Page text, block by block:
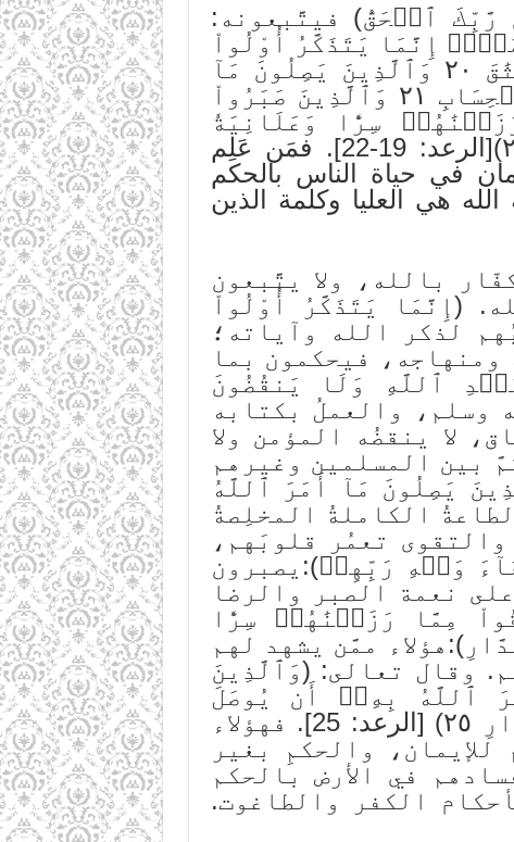
رَّبِّكَ ٱلۡحَقُّ) فيتَّبعونه:
إِنَّمَا يَتَذَكَّرُ أُوْلُواْ
ٱلۡأَلۡبَٰبِ ١٩ٱلَّذِينَ يُوفُونَ بِعَهۡدِ ٱللَّهِ وَلَا يَنقُضُونَ ٱلۡمِيثَٰقَ ٢٠ وَٱلَّذِينَ يَصِلُونَ مَآ
أَمَرَ ٱللَّهُ بِهِۦٓ أَن يُوصَلَ وَيَخۡشَوۡنَ رَبَّهُمۡ وَيَخَافُونَ سُوٓءَ ٱلۡحِسَابِ ٢١ وَٱلَّذِينَ صَبَرُواْ
سِرّٗا وَعَلَانِيَةٗ
وَيَدۡرَءُونَ بِٱلۡحَسَنَةِ ٱلسَّيِّئَةَ أُوْلَٰٓئِكَ لَهُمۡ عُقۡبَى ٱلدَّارِ ٢٢)[الرعد: 19-22]. فمَن عَلِم
في حياة الناس بالحكم
هي العليا وكلمة الذين
بالله، ولا يتَّبعون
(إِنَّمَا يَتَذَكَّرُ أُوْلُواْ
لذكر الله وآياته؛
فيحكمون بما
ٱللَّهِ وَلَا يَنقُضُونَ
وسلم، والعملُ بكتابه
لا ينقضُه المؤمن ولا
بين المسلمين وغيرهم
يَصِلُونَ مَآ أَمَرَ ٱللَّهُ
الكاملةُ المخلِصةُ
والتقوى تعمُر قلوبَهم،
وَجۡهِ رَبِّهِمۡ):يصبرون
نعمة الصبر والرضا
مِمَّا رَزَقۡنَٰهُمۡ سِرّٗا
ممَّن يشهد لهم
وقال تعالى: (وَٱلَّذِينَ
ٱللَّهُ بِهِۦٓ أَن يُوصَلَ
وَيُفۡسِدُونَ فِي ٱلۡأَرۡضِ أُوْلَٰٓئِكَ لَهُمُ ٱللَّعۡنَةُ وَلَهُمۡ سُوٓءُ ٱلدَّارِ ٢٥) [الرعد: 25]. فهؤلاء
والحكمِ بغير
في الأرض بالحكم
الكفر والطاغوت.